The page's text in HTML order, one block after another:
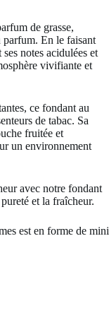
de grasse,
parfum. En le faisant
notes acidulées et
vivifiante et
ce fondant au
de tabac. Sa
fruitée et
un environnement
avec notre fondant
et la fraîcheur.
est en forme de mini